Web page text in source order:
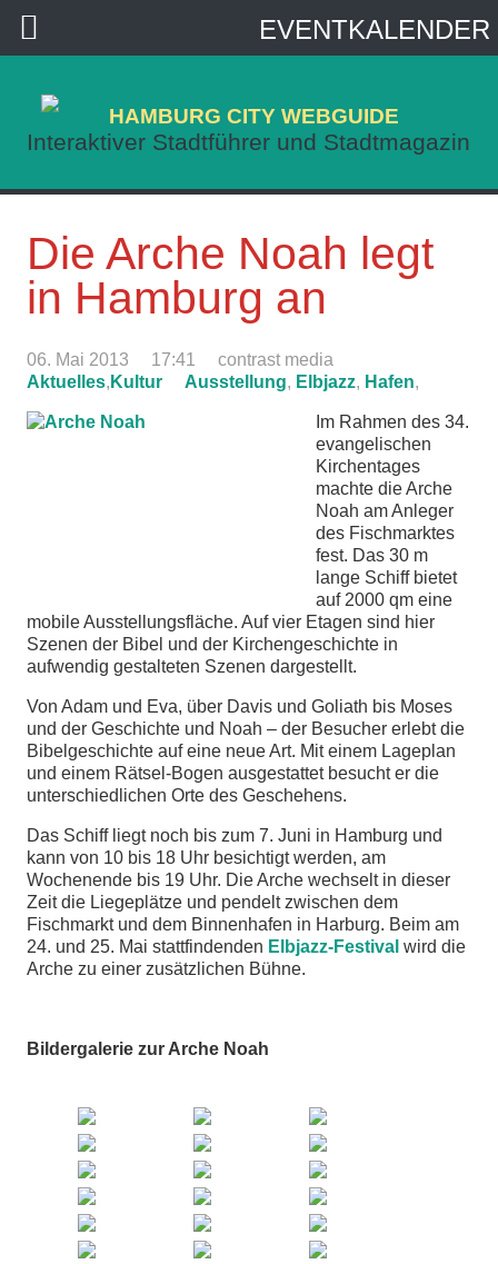
HAMBURG CITY WEBGUIDE
Interaktiver Stadtführer und Stadtmagazin
Die Arche Noah legt
in Hamburg an
06. Mai 2013 17:41
contrast media
Aktuelles, Kultur Ausstellung, Elbjazz, Hafen,
Im Rahmen des 34.
evangelischen
Kirchentages
machte die Arche
Noah am Anleger
des Fischmarktes
fest. Das 30 m
lange Schiff bietet
auf 2000 qm eine
mobile Ausstellungsfläche. Auf vier Etagen sind hier
Szenen der Bibel und der Kirchengeschichte in
aufwendig gestalteten Szenen dargestellt.
Von Adam und Eva, über Davis und Goliath bis Moses
und der Geschichte und Noah – der Besucher erlebt die
Bibelgeschichte auf eine neue Art. Mit einem Lageplan
und einem Rätsel-Bogen ausgestattet besucht er die
unterschiedlichen Orte des Geschehens.
Das Schiff liegt noch bis zum 7. Juni in Hamburg und
kann von 10 bis 18 Uhr besichtigt werden, am
Wochenende bis 19 Uhr. Die Arche wechselt in dieser
Zeit die Liegeplätze und pendelt zwischen dem
Fischmarkt und dem Binnenhafen in Harburg. Beim am
24. und 25. Mai stattfindenden Elbjazz-Festival wird die
Arche zu einer zusätzlichen Bühne.
Bildergalerie zur Arche Noah
EVENTKALENDER